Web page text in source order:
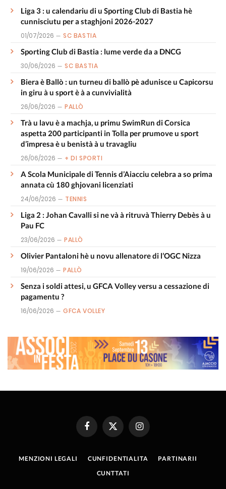
Liga 3 : u calendariu di u Sporting Club di Bastia hè
cunnisciutu per a staghjoni 2026-2027
01/07/2026 SC BASTIA
Sporting Club di Bastia : lume verde da a DNCG
30/06/2026 SC BASTIA
Biera è Ballò : un turneu di ballò pè adunisce u Capicorsu
in giru à u sport è à a cunvivialità
26/06/2026 PALLÒ
Trà u lavu è a machja, u primu SwimRun di Corsica
aspetta 200 participanti in Tolla per prumove u sport
d’impresa è u benistà à u travagliu
26/06/2026 + DI SPORTI
A Scola Municipale di Tennis d’Aiacciu celebra a so prima
annata cù 180 ghjovani licenziati
24/06/2026 TENNIS
Liga 2 : Johan Cavalli si ne và à ritruvà Thierry Debès à u
Pau FC
23/06/2026 PALLÒ
Olivier Pantaloni hè u novu allenatore di l’OGC Nizza
19/06/2026 PALLÒ
Senza i soldi attesi, u GFCA Volley versu a cessazione di
pagamentu ?
16/06/2026 GFCA VOLLEY
FacebookX
(Twitter)
Instagram
MENZIONI LEGALI CUNFIDENTIALITA
PARTINARII
CUNTTATI